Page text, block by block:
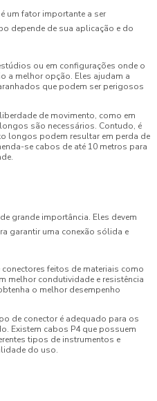
um fator importante a ser
depende de sua aplicação e do
ou em configurações onde o
a melhor opção. Eles ajudam a
que podem ser perigosos
de movimento, como em
são necessários. Contudo, é
longos podem resultar em perda de
se cabos de até 10 metros para
grande importância. Eles devem
garantir uma conexão sólida e
conectores feitos de materiais como
melhor condutividade e resistência
o melhor desempenho
de conector é adequado para os
Existem cabos P4 que possuem
tipos de instrumentos e
do uso.